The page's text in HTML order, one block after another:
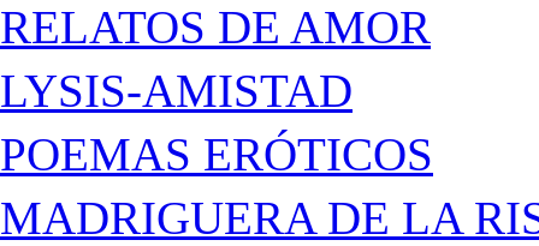
RELATOS DE AMOR
LYSIS-AMISTAD
POEMAS ERÓTICOS
MADRIGUERA DE LA